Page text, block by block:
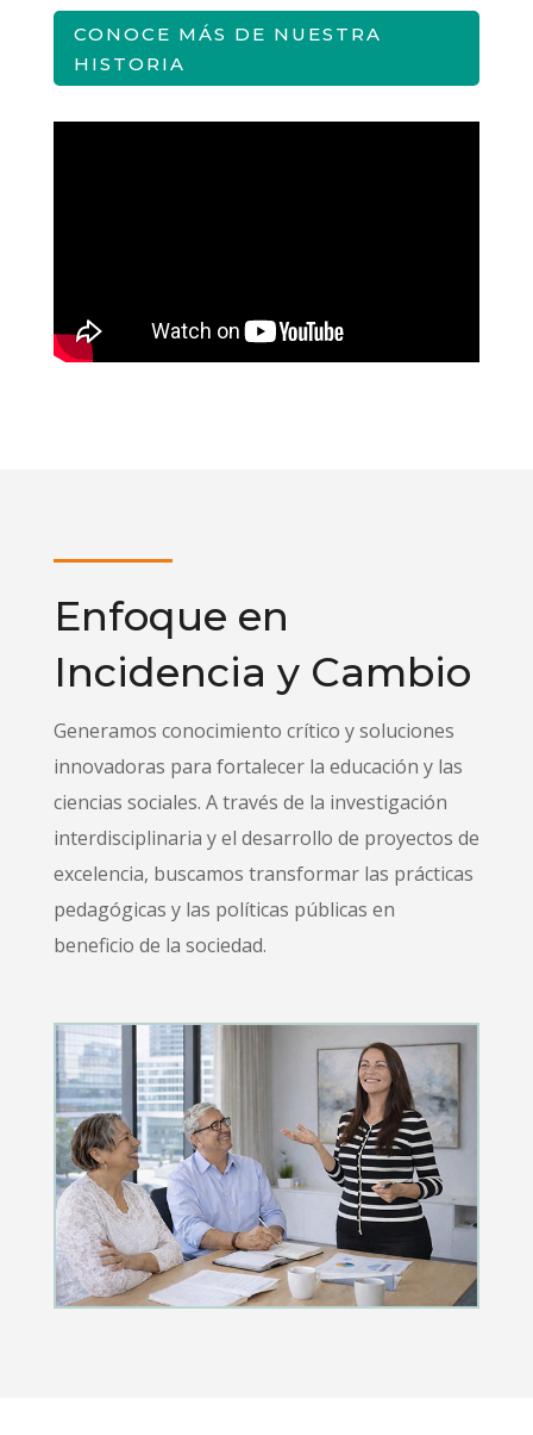
CONOCE MÁS DE NUESTRA
HISTORIA
Enfoque en
Incidencia y Cambio
Generamos conocimiento crítico y soluciones
innovadoras para fortalecer la educación y las
ciencias sociales. A través de la investigación
interdisciplinaria y el desarrollo de proyectos de
excelencia, buscamos transformar las prácticas
pedagógicas y las políticas públicas en
beneficio de la sociedad.